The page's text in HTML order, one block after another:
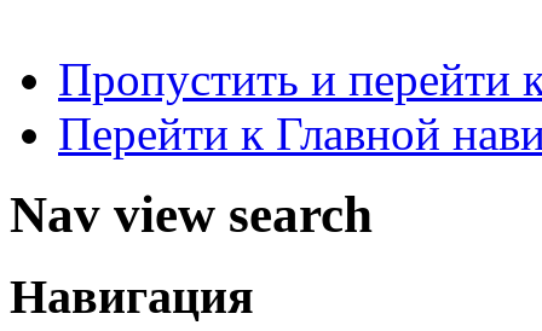
Пропустить и перейти
Перейти к Главной
Nav view search
Навигация